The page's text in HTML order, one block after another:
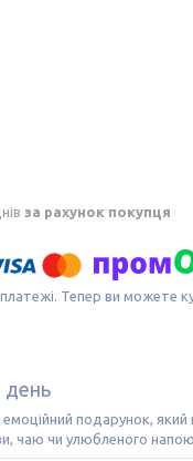
за рахунок покупця
платежі. Тепер ви можете
день
подарунок, який
чаю чи улюбленого